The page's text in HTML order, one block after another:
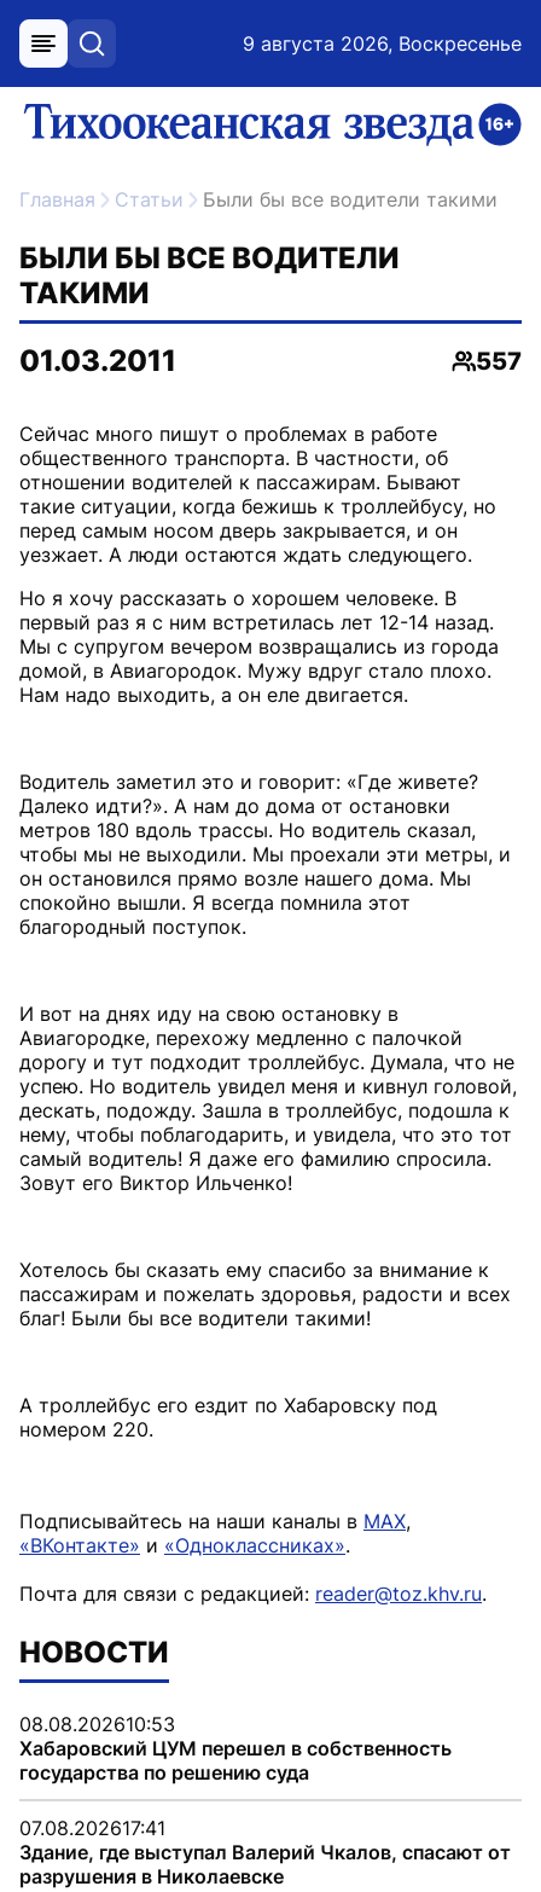
меню поиск 9 августа 2026, Воскресенье
ссылка на главную
Главная Статьи Были бы все водители такими
БЫЛИ БЫ ВСЕ ВОДИТЕЛИ
ТАКИМИ
01.03.2011
557
Сейчас много пишут о проблемах в работе
общественного транспорта. В частности, об
отношении водителей к пассажирам. Бывают
такие ситуации, когда бежишь к троллейбусу, но
перед самым носом дверь закрывается, и он
Но я хочу рассказать о хорошем человеке. В
первый раз я с ним встретилась лет 12-14 назад.
Мы с супругом вечером возвращались из города
домой, в Авиагородок. Мужу вдруг стало плохо.
Нам надо выходить, а он еле двигается.
Водитель заметил это и говорит: «Где живете?
Далеко идти?». А нам до дома от остановки
метров 180 вдоль трассы. Но водитель сказал,
чтобы мы не выходили. Мы проехали эти метры, и
он остановился прямо возле нашего дома. Мы
спокойно вышли. Я всегда помнила этот
благородный поступок.
И вот на днях иду на свою остановку в
Авиагородке, перехожу медленно с палочкой
дорогу и тут подходит троллейбус. Думала, что не
успею. Но водитель увидел меня и кивнул головой,
дескать, подожду. Зашла в троллейбус, подошла к
нему, чтобы поблагодарить, и увидела, что это тот
самый водитель! Я даже его фамилию спросила.
Зовут его Виктор Ильченко!
Хотелось бы сказать ему спасибо за внимание к
пассажирам и пожелать здоровья, радости и всех
благ! Были бы все водители такими!
А троллейбус его ездит по Хабаровску под
номером 220.
Подписывайтесь на наши каналы в MAX,
«ВКонтакте» и «Одноклассниках».
Почта для связи с редакцией: reader@toz.khv.ru.
НОВОСТИ
08.08.202610:53
Хабаровский ЦУМ перешел в собственность
государства по решению суда
07.08.202617:41
Здание, где выступал Валерий Чкалов, спасают от
разрушения в Николаевске